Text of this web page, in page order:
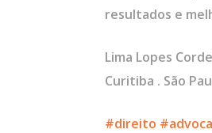
resultados e
Lima Lopes
Curitiba . São
#direito